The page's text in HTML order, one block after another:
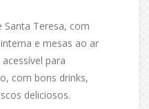
Teresa, com
e mesas ao ar
para
com bons drinks,
deliciosos.